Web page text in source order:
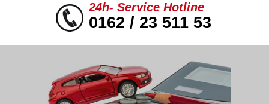
24h- Service Hotline
0162 / 23 511 53